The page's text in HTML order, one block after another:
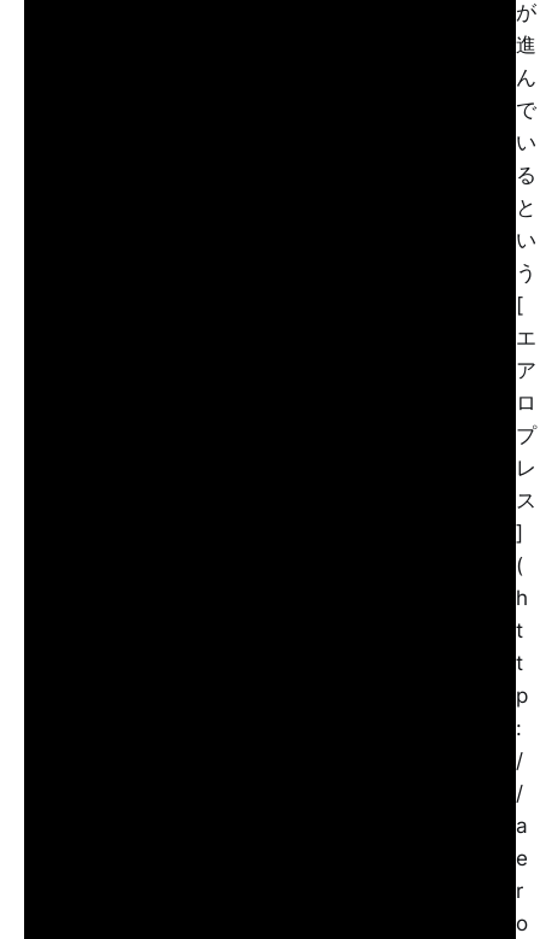
が
進
ん
で
い
る
と
い
う
[
エ
ア
ロ
プ
レ
ス
]
(
h
t
t
p
:
/
/
a
e
r
o